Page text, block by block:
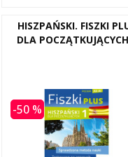
HISZPAŃSKI. FISZKI
DLA
-50 %